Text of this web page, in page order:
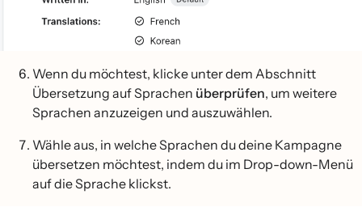
Wenn du möchtest, klicke unter dem Abschnitt
Übersetzung auf Sprachen überprüfen, um weitere
Sprachen anzuzeigen und auszuwählen.
Wähle aus, in welche Sprachen du deine Kampagne
übersetzen möchtest, indem du im Drop-down-Menü
auf die Sprache klickst.